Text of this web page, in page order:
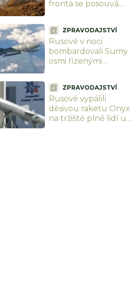
fronta se posouvá.
Ukrajinci ztrácejí
pozice
ZPRAVODAJSTVÍ
Rusové v noci
bombardovali Sumy
osmi řízenými
dvě malé holčičky
ZPRAVODAJSTVÍ
Rusové vypálili
děsivou raketu Onyx
na tržiště plné lidí u